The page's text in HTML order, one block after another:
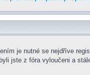
je nutné se nejdříve
jste z fóra vyloučeni a